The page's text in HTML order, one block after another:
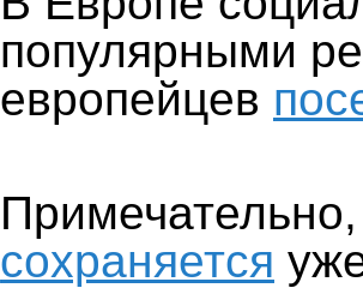
популярными
европейцев
сохраняется